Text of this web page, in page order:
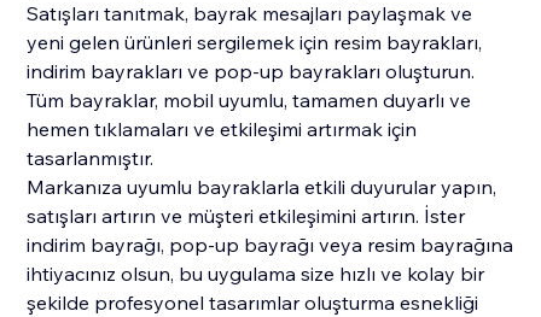
Satışları tanıtmak, bayrak mesajları paylaşmak ve
yeni gelen ürünleri sergilemek için resim bayrakları,
indirim bayrakları ve pop-up bayrakları oluşturun.
Tüm bayraklar, mobil uyumlu, tamamen duyarlı ve
hemen tıklamaları ve etkileşimi artırmak için
tasarlanmıştır.
Markanıza uyumlu bayraklarla etkili duyurular yapın,
satışları artırın ve müşteri etkileşimini artırın. İster
indirim bayrağı, pop-up bayrağı veya resim bayrağına
ihtiyacınız olsun, bu uygulama size hızlı ve kolay bir
şekilde profesyonel tasarımlar oluşturma esnekliği